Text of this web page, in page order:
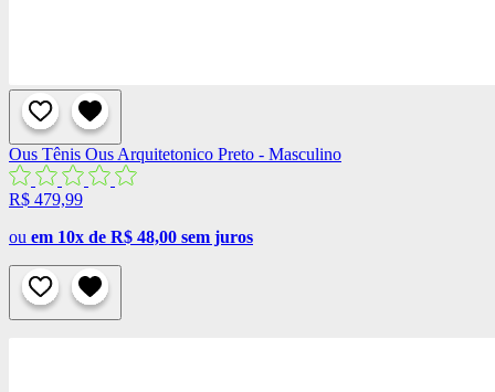
Ous Tênis Ous Arquitetonico Preto - Masculino
R$ 479,99
ou em 10x de R$ 48,00 sem juros